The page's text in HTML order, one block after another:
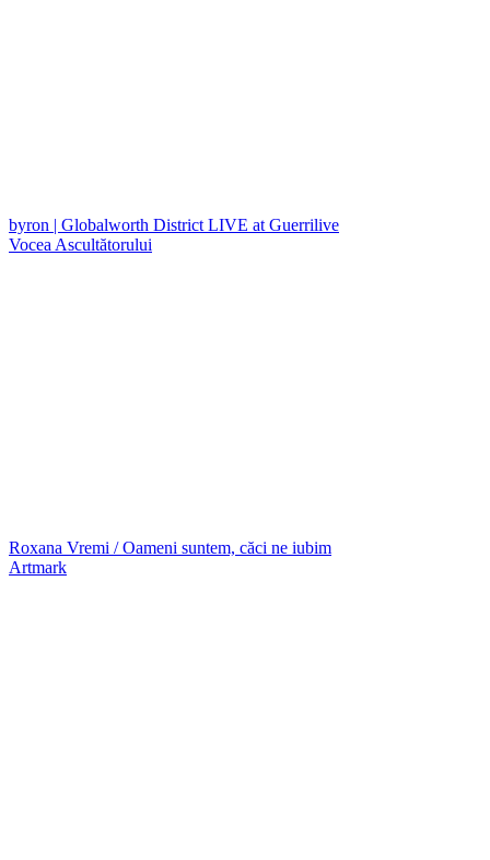
byron | Globalworth District LIVE at Guerrilive
Vocea Ascultătorului
Roxana Vremi / Oameni suntem, căci ne iubim
Artmark